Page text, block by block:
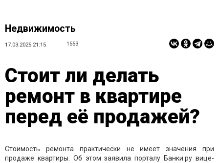
Недвижимость
17.03.2025 21:15 1553
Стоит ли делать
ремонт в квартире
перед её продажей?
Стоимость ремонта практически не имеет значения при
продаже квартиры. Об этом заявила порталу Банки.ру вице-